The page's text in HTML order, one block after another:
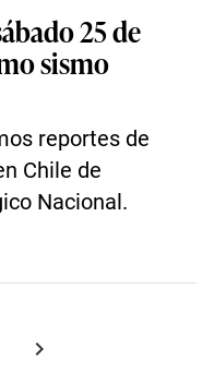
25 de
sismo
reportes de
Chile de
Nacional.